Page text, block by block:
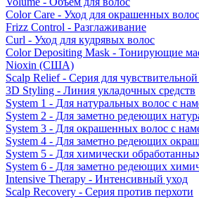
Color Care - Уход для окрашенных волос
Frizz Control - Разглаживание
Curl - Уход для кудрявых волос
Color Depositing Mask - Тонирующие
Nioxin (США)
Scalp Relief - Серия для
3D Styling - Линия укладочных средств
System 1 - Для натуральных волос с
System 2 - Для заметно редеющих
System 3 - Для окрашенных волос с
System 4 - Для заметно редеющих
System 5 - Для химически
System 6 - Для заметно редеющих
Intensive Therapy - Интенсивный уход
Scalp Recovery - Серия против перхоти